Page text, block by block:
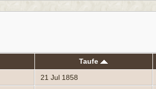
Taufe
21 Jul 1858